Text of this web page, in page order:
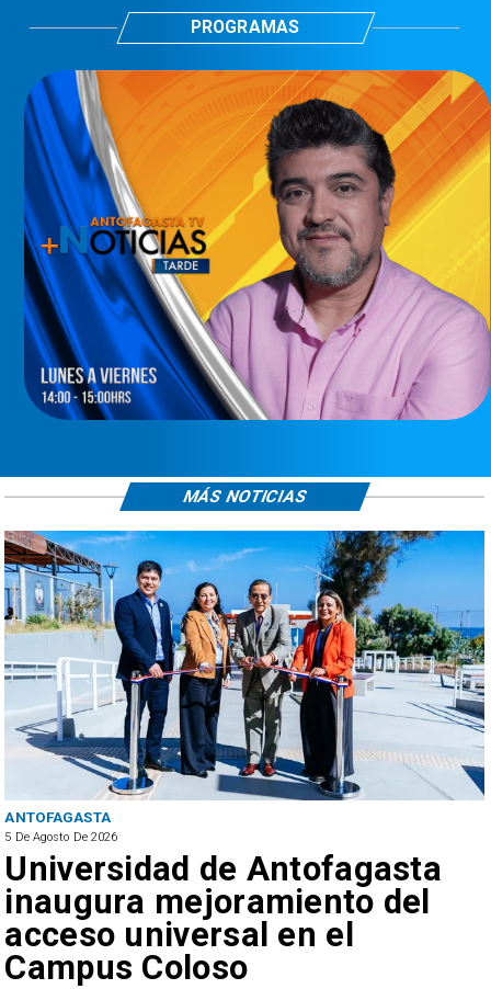
PROGRAMAS
ANTOFAGASTA
5 De Agosto De 2026
Universidad de Antofagasta
inaugura mejoramiento del
acceso universal en el
Campus Coloso
MÁS NOTICIAS